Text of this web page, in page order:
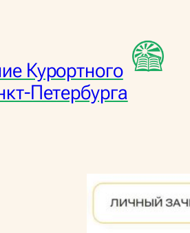
Курортного
Петербурга